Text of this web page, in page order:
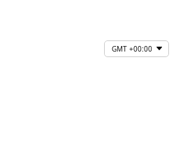
GMT +00:00